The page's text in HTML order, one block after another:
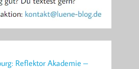
Reflektor Akademie –